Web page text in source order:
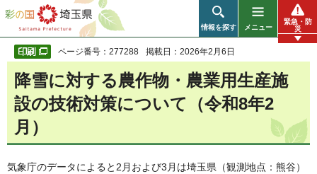
彩の国 埼玉県
情報を探す メニュー
緊急・防
災
ページ番号：277288 掲載日：2026年2月6日
降雪に対する農作物・農業用生産施
設の技術対策について（令和8年2
月）
気象庁のデータによると2月および3月は埼玉県（観測地点：熊谷）